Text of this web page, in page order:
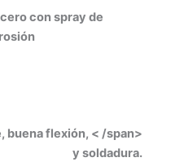
con spray de
buena flexión, < /span>
y soldadura.